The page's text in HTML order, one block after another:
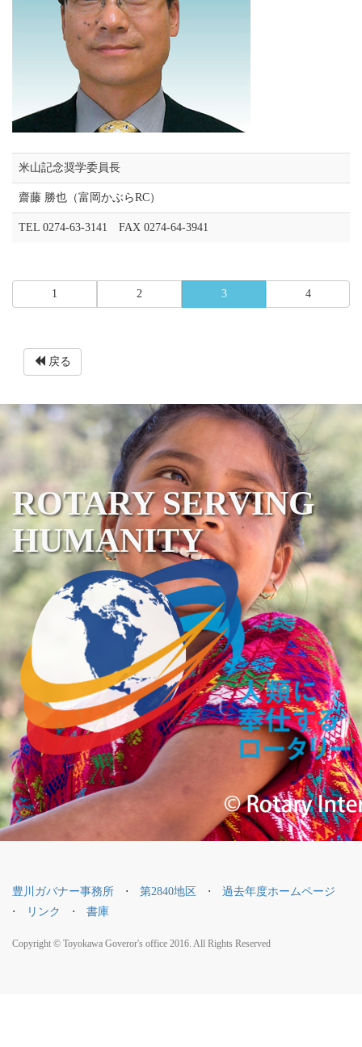
米山記念奨学委員長
齋藤 勝也（富岡かぶらRC）
TEL 0274-63-3141 FAX 0274-64-3941
1 2 3 4
戻る
ROTARY SERVING
HUMANITY
豊川ガバナー事務所 ⋅ 第2840地区 ⋅
過去年度ホームページ
⋅
リンク ⋅ 書庫
Copyright © Toyokawa Goveror's office 2016. All Rights Reserved